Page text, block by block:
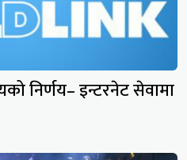
निर्णय– इन्टरनेट सेवामा